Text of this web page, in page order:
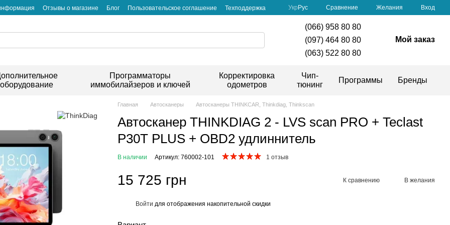
Отзывы о магазине Блог Пользовательское соглашение Техподдержка Укр Рус Сравнение Желания Вход
(066) 958 80 80
(097) 464 80 80
(063) 522 80 80
Мой заказ
оборудование
Программаторы
иммобилайзеров и ключей
Корректировка
одометров
Чип-
тюнинг
Программы Бренды
Главная Автосканеры Автосканеры THINKCAR, Thinkdiag, Thinkscan
Автосканер THINKDIAG 2 - LVS scan PRO + Teclast
P30T PLUS + OBD2 удлиннитель
В наличии Артикул: 760002-101 1 отзыв
15 725 грн К сравнению В желания
Войти для отображения накопительной скидки